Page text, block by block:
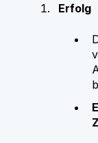
Erfolg